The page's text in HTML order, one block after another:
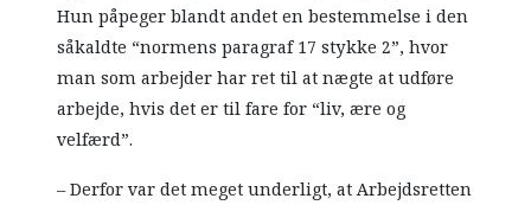
Hun påpeger blandt andet en bestemmelse i den
såkaldte “normens paragraf 17 stykke 2”, hvor
man som arbejder har ret til at nægte at udføre
arbejde, hvis det er til fare for “liv, ære og
velfærd”.
– Derfor var det meget underligt, at Arbejdsretten